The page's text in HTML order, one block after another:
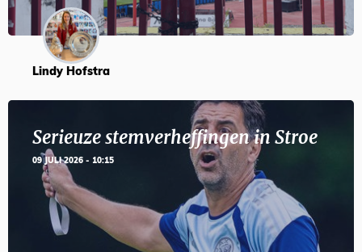
Lindy Hofstra
Serieuze stemverheffingen in Stroe
09 JULI 2026 - 10:15